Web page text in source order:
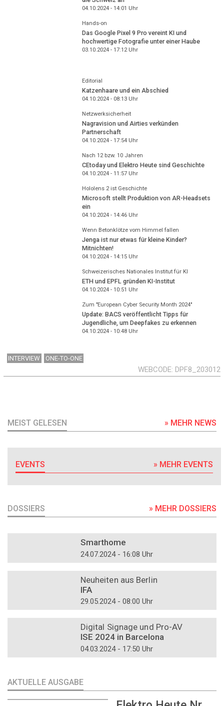
04.10.2024 - 14:01 Uhr
Hands-on
Das Google Pixel 9 Pro vereint KI und
hochwertige Fotografie unter einer Haube
03.10.2024 - 17:12Uhr
Editorial
Katzenhaare und ein Abschied
04.10.2024 - 08:13Uhr
Netzwerksicherheit
Nagravision und Airties verkünden
Partnerschaft
04.10.2024 - 17:54Uhr
Nach 12 bzw. 10 Jahren
CEtoday und Elektro Heute sind Geschichte
04.10.2024 - 11:57Uhr
Hololens 2 ist Geschichte
Microsoft stellt Produktion von AR-Headsets
ein
04.10.2024 - 14:46Uhr
Wenn Betonklötze vom Himmel fallen
Jenga ist nur etwas für kleine Kinder?
Mitnichten!
04.10.2024 - 14:15Uhr
Schweizerisches Nationales Institut für KI
ETH und EPFL gründen KI-Institut
04.10.2024 - 10:51 Uhr
Zum "European Cyber Security Month 2024"
Update: BACS veröffentlicht Tipps für
Jugendliche, um Deepfakes zu erkennen
04.10.2024 - 10:48Uhr
INTERVIEW ONE-TO-ONE
WEBCODE DPF8_203012
MEIST GELESEN » MEHR NEWS
EVENTS » MEHR EVENTS
DOSSIERS » MEHR DOSSIERS
Smarthome
24.07.2024 - 16:08 Uhr
Neuheiten aus Berlin
IFA
29.05.2024 - 08:00 Uhr
Digital Signage und Pro-AV
ISE 2024 in Barcelona
04.03.2024 - 17:50 Uhr
AKTUELLE AUSGABE